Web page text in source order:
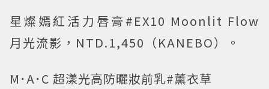
星燦嫣紅活力唇膏#EX10 Moonlit Flow
月光流影，NTD.1,450（KANEBO）。
M･A･C 超漾光高防曬妝前乳#薰衣草